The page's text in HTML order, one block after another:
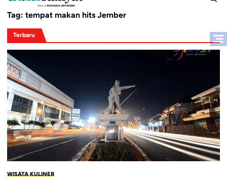
Tag: tempat makan hits Jember
Terbaru
WISATA KULINER